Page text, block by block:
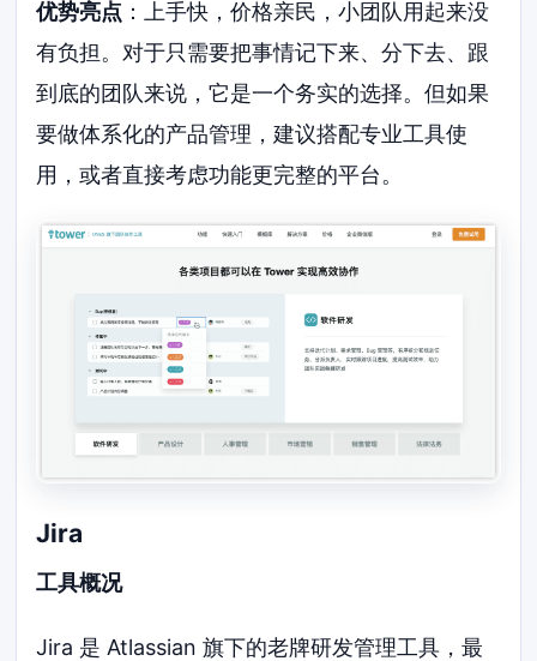
优势亮点 ：上手快，价格亲民，小团队用起来没
有负担。对于只需要把事情记下来、分下去、跟
到底的团队来说，它是一个务实的选择。但如果
要做体系化的产品管理，建议搭配专业工具使
用，或者直接考虑功能更完整的平台。
Jira
工具概况
Jira 是 Atlassian 旗下的老牌研发管理工具，最